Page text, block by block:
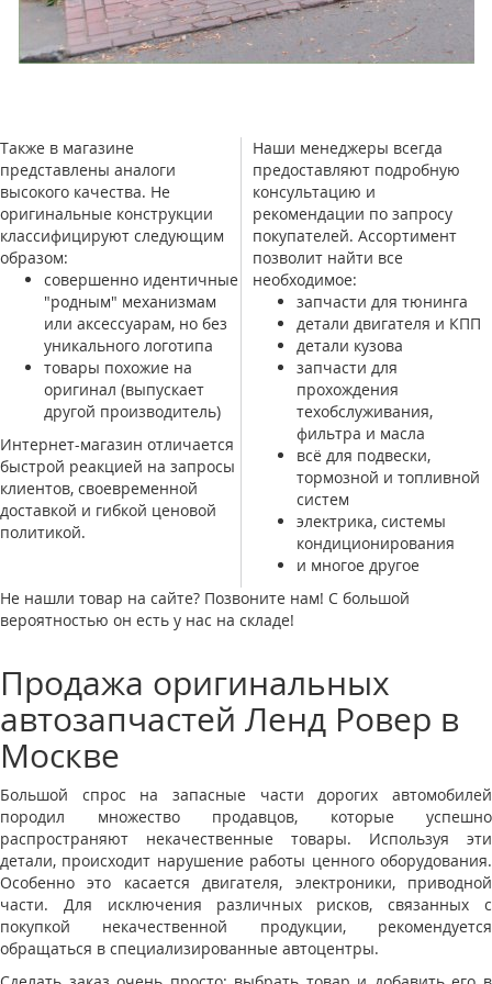
Также в магазине
представлены аналоги
высокого качества. Не
оригинальные конструкции
классифицируют следующим
образом:
совершенно идентичные
"родным" механизмам
или аксессуарам, но без
уникального логотипа
товары похожие на
оригинал (выпускает
другой производитель)
Интернет-магазин отличается
быстрой реакцией на запросы
клиентов, своевременной
доставкой и гибкой ценовой
политикой.
Наши менеджеры всегда
предоставляют подробную
консультацию и
рекомендации по запросу
покупателей. Ассортимент
позволит найти все
необходимое:
запчасти для тюнинга
детали двигателя и КПП
детали кузова
запчасти для
прохождения
техобслуживания,
фильтра и масла
всё для подвески,
тормозной и топливной
систем
электрика, системы
кондиционирования
и многое другое
Не нашли товар на сайте? Позвоните нам! С большой
вероятностью он есть у нас на складе!
Продажа оригинальных
автозапчастей Ленд Ровер в
Москве
Большой спрос на запасные части дорогих автомобилей
породил множество продавцов, которые успешно
распространяют некачественные товары. Используя эти
детали, происходит нарушение работы ценного оборудования.
Особенно это касается двигателя, электроники, приводной
части. Для исключения различных рисков, связанных с
покупкой некачественной продукции, рекомендуется
обращаться в специализированные автоцентры.